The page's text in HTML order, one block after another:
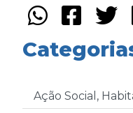
Ação Social,